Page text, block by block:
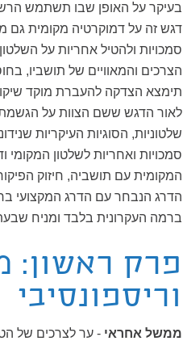
בעיקר על האופן שבו תשתמש
דגש זה על דמוקרטיה מקומית גם
סמכויות ולהטיל אחריות על
הצרכים והמאוויים של תושביו,
תימצא הצדקה להעברת מוקד
לאור הדגש ששם הצוות על הגשמת
שלטוניות, הסוגיות העיקריות
סמכויות ואחריות לשלטון המקומי
המקומית עם תושביה, חיזוק
הדרג הנבחר עם הדרג המקצועי
ברמה העקרונית בלבד ומניח
פרק ראשון:
וריספונסיבי
ממשל אחראי - ער לצרכים של